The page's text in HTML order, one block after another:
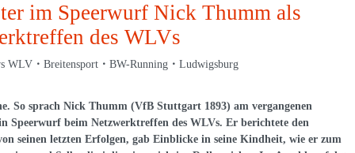
im Speerwurf Nick Thumm als
des WLVs
WLV Breitensport BW-Running Ludwigsburg
So sprach Nick Thumm (VfB Stuttgart 1893) am vergangenen
Speerwurf beim Netzwerktreffen des WLVs. Er berichtete den
seinen letzten Erfolgen, gab Einblicke in seine Kindheit, wie er zum